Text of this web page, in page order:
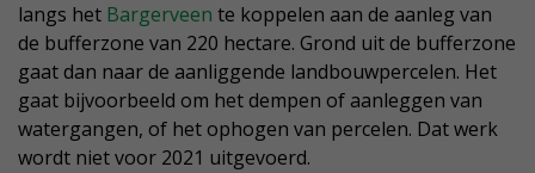
langs het Bargerveen te koppelen aan de aanleg van
de bufferzone van 220 hectare. Grond uit de bufferzone
gaat dan naar de aanliggende landbouwpercelen. Het
gaat bijvoorbeeld om het dempen of aanleggen van
watergangen, of het ophogen van percelen. Dat werk
wordt niet voor 2021 uitgevoerd.